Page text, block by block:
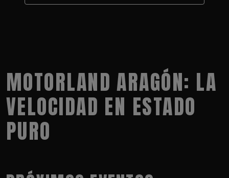
MOTORLAND ARAGÓN: LA
VELOCIDAD EN ESTADO
PURO